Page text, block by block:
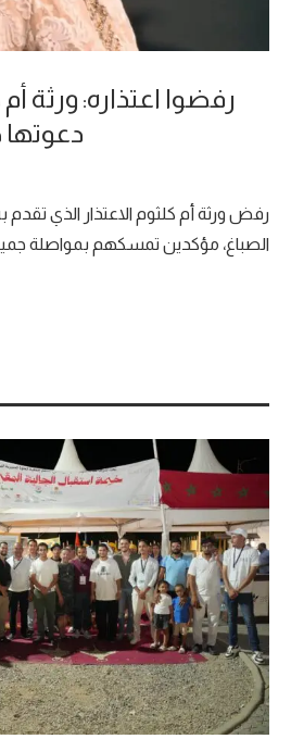
رفضوا اعتذاره: ورثة
رفض ورثة أم كلثوم الاعتذار الذي
الصباغ، مؤكدين تمسكهم بمواصلة جميع